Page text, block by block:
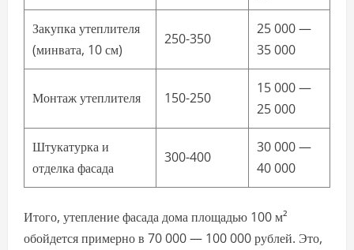
Закупка утеплителя
(минвата, 10 см)
250-350
25 000 —
35 000
Монтаж утеплителя 150-250
15 000 —
25 000
Штукатурка и
отделка фасада
300-400
30 000 —
40 000
Итого, утепление фасада дома площадью 100 м²
обойдется примерно в 70 000 — 100 000 рублей. Это,